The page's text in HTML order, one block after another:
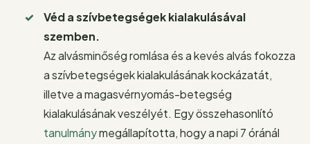
Véd a szívbetegségek kialakulásával
szemben.
Az alvásminőség romlása és a kevés alvás fokozza
a szívbetegségek kialakulásának kockázatát,
illetve a magasvérnyomás-betegség
kialakulásának veszélyét. Egy összehasonlító
tanulmánymegállapította, hogy a napi 7 óránál